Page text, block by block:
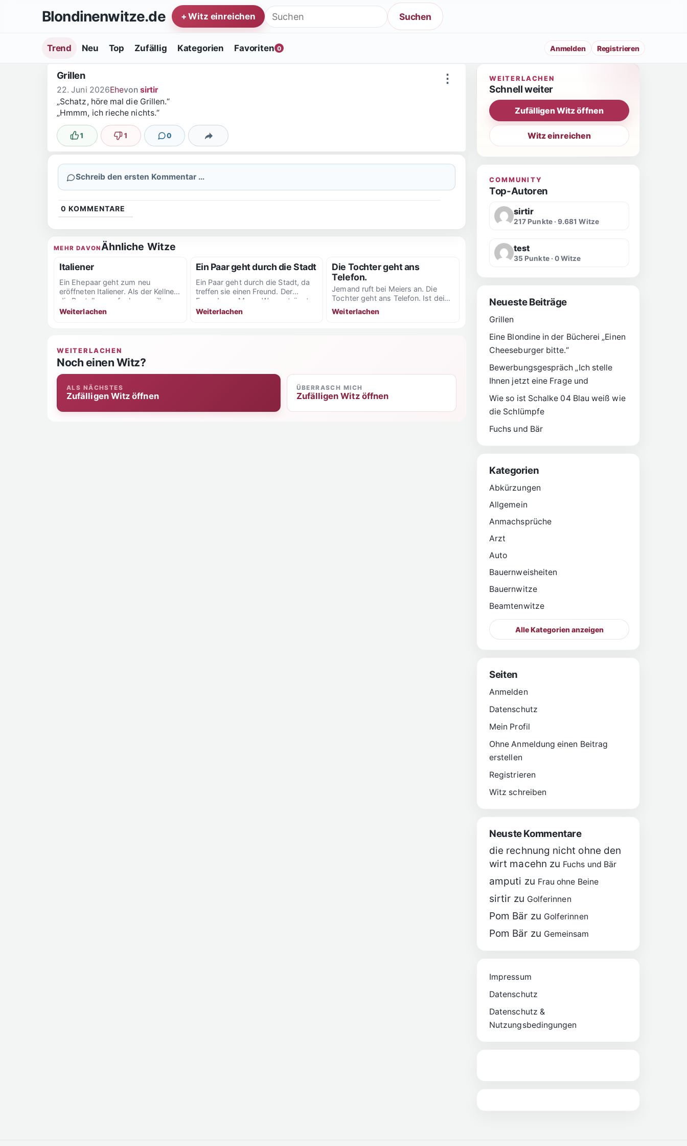
Zum Inhalt springenBlondinenwitze.de Suche nach: Suchen
+ Witz einreichen
Anmelden Registrieren
Trend Neu Top Zufällig Kategorien Favoriten 0
⋮
Grillen
22. Juni 2026Ehevonsirtir
„Schatz, höre mal die Grillen.“
„Hmmm, ich rieche nichts.“
Lustig
1 Nicht lustig
1 0
KommentareTeilen
Schreib den ersten Kommentar …
0 KOMMENTARE
MEHR DAVONÄhnliche Witze
Italiener
Ein Ehepaar geht zum neu
eröffneten Italiener. Als der Kellner
die Bestellung aufnehmen will,
fragt die Ehefrau: „Gibt...
Weiterlachen
Ein Paar geht durch die Stadt
Ein Paar geht durch die Stadt, da
treffen sie einen Freund. Der
Freund zum Mann: Warum trägst
du...
Weiterlachen
Die Tochter geht ans
Telefon.
Jemand ruft bei Meiers an. Die
Tochter geht ans Telefon. Ist dein
Vater da? Nein Papa ist verreist....
Weiterlachen
WEITERLACHEN
Noch einen Witz?
ALS NÄCHSTES
Zufälligen Witz öffnen
ÜBERRASCH MICH
Zufälligen Witz öffnen
WEITERLACHEN
Schnell weiter
Zufälligen Witz öffnen
Witz einreichen
COMMUNITY
Top-Autoren
sirtir
217 Punkte · 9.681 Witze
test
35 Punkte · 0 Witze
Neueste Beiträge
Grillen
Eine Blondine in der Bücherei „Einen
Cheeseburger bitte.“
Bewerbungsgespräch „Ich stelle
Ihnen jetzt eine Frage und
Wie so ist Schalke 04 Blau weiß wie
die Schlümpfe
Fuchs und Bär
Kategorien
Abkürzungen
Allgemein
Anmachsprüche
Arzt
Auto
Bauernweisheiten
Bauernwitze
Beamtenwitze
Alle Kategorien anzeigen
Seiten
Anmelden
Datenschutz
Mein Profil
Ohne Anmeldung einen Beitrag
erstellen
Registrieren
Witz schreiben
Neuste Kommentare
die rechnung nicht ohne den
wirt macehn zu Fuchs und Bär
amputi zu Frau ohne Beine
sirtir zu Golferinnen
Pom Bär zu Golferinnen
Pom Bär zu Gemeinsam
Impressum
Datenschutz
Datenschutz &
Nutzungsbedingungen